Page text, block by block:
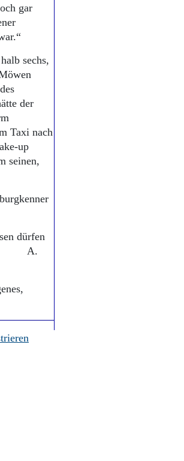
gar
sechs,
der
Taxi nach
up
seinen,
dürfen
A.